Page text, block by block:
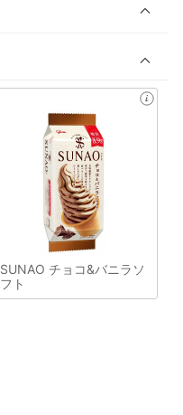
SUNAO チョコ&バニラソ
フト